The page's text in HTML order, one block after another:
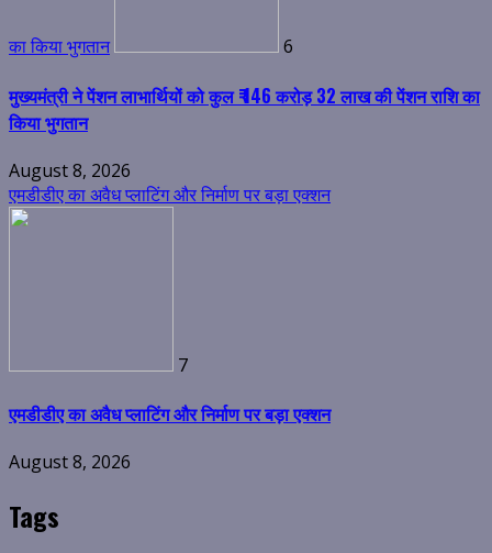
का किया भुगतान 6
मुख्यमंत्री ने पेंशन लाभार्थियों को कुल ₹ 146 करोड़ 32 लाख की पेंशन राशि का
किया भुगतान
August 8, 2026
एमडीडीए का अवैध प्लाटिंग और निर्माण पर बड़ा एक्शन
7
एमडीडीए का अवैध प्लाटिंग और निर्माण पर बड़ा एक्शन
August 8, 2026
Tags